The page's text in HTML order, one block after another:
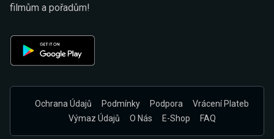
filmům a pořadům!
Ochrana Údajů Podmínky Podpora
Vrácení Plateb
Výmaz Údajů
O Nás E-Shop FAQ